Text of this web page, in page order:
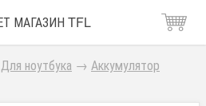
МАГАЗИН TFL
Для ноутбука → Аккумулятор